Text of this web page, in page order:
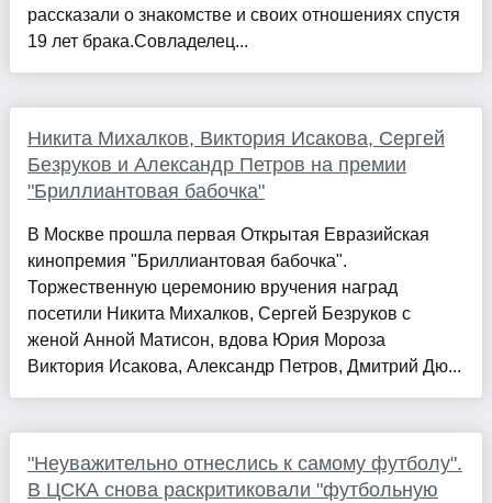
рассказали о знакомстве и своих отношениях спустя
19 лет брака.Совладелец...
Никита Михалков, Виктория Исакова, Сергей
Безруков и Александр Петров на премии
"Бриллиантовая бабочка"
В Москве прошла первая Открытая Евразийская
кинопремия "Бриллиантовая бабочка".
Торжественную церемонию вручения наград
посетили Никита Михалков, Сергей Безруков с
женой Анной Матисон, вдова Юрия Мороза
Виктория Исакова, Александр Петров, Дмитрий Дю...
"Неуважительно отнеслись к самому футболу".
В ЦСКА снова раскритиковали "футбольную